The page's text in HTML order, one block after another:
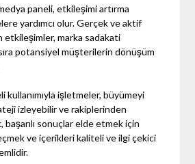
paneli, etkileşimi artırma
yardımcı olur. Gerçek ve aktif
etkileşimler, marka sadakati
potansiyel müşterilerin dönüşüm
kullanımıyla işletmeler, büyümeyi
izleyebilir ve rakiplerinden
başarılı sonuçlar elde etmek için
ve içerikleri kaliteli ve ilgi çekici